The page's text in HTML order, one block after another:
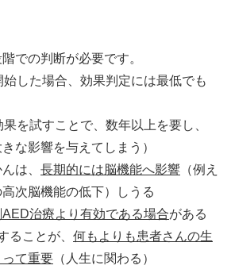
での判断が必要です。
した場合、効果判定には最低でも
果を試すことで、数年以上を要し、
な影響を与えてしまう）
は、 長期的には脳機能へ影響 （例え
次脳機能の低下）しうる
治療より有効である場合がある
ることが、 何もよりも患者さんの生
て重要 （人生に関わる）